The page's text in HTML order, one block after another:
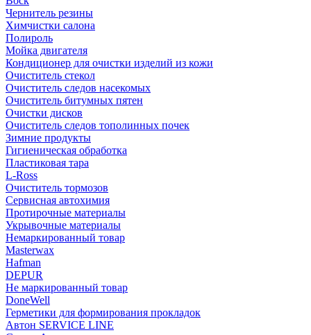
Чернитель резины
Химчистки салона
Полироль
Мойка двигателя
Кондиционер для очистки изделий из кожи
Очиститель стекол
Очиститель следов насекомых
Очиститель битумных пятен
Очистки дисков
Очиститель следов тополинных почек
Зимние продукты
Гигиеническая обработка
Пластиковая тара
L-Ross
Очиститель тормозов
Сервисная автохимия
Протирочные материалы
Укрывочные материалы
Немаркированный товар
Masterwax
Hafman
DEPUR
Не маркированный товар
DoneWell
Герметики для формирования прокладок
Автон SERVICE LINE